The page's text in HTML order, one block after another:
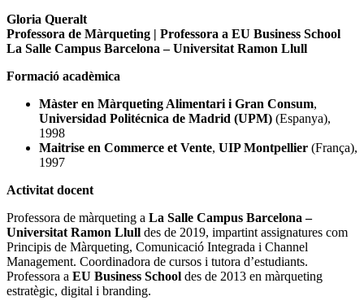
Gloria Queralt
Professora de Màrqueting | Professora a EU Business School
La Salle Campus Barcelona – Universitat Ramon Llull
Formació acadèmica
Màster en Màrqueting Alimentari i Gran Consum,
Universidad Politécnica de Madrid (UPM) (Espanya),
1998
Maitrise en Commerce et Vente, UIP Montpellier (França),
1997
Activitat docent
Professora de màrqueting a La Salle Campus Barcelona –
Universitat Ramon Llull des de 2019, impartint assignatures com
Principis de Màrqueting, Comunicació Integrada i Channel
Management. Coordinadora de cursos i tutora d’estudiants.
Professora a EU Business School des de 2013 en màrqueting
estratègic, digital i branding.